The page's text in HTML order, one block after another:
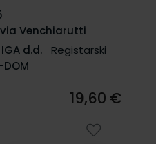
Venchiarutti
d.d.
Registarski
19,60 €